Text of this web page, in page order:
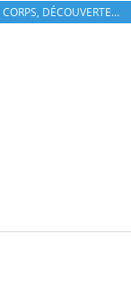
CORPS, DÉCOUVERTE DU MONDE